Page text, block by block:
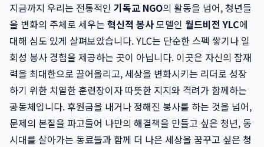
지금까지 우리는 전통적인 기독교 NGO의 활동을 넘어, 청년들
을 변화의 주체로 세우는 혁신적 봉사모델인 월드비전 YLC에
대해 심도 있게 살펴보았습니다. YLC는 단순한 스펙 쌓기나 일
회성 봉사 경험을 제공하는 곳이 아닙니다. 이곳은 자신의 잠재
력을 최대한으로 끌어올리고, 세상을 변화시키는 리더로 성장
하기 위한 치열한 훈련장이자 따뜻한 지지와 격려가 함께하는
공동체입니다. 후원금을 내거나 정해진 봉사를 하는 것을 넘어,
문제의 본질을 파고들어 나만의 해결책을 만들고 싶은 청년, 동
시대를 살아가는 동료들과 함께 더 나은 세상을 꿈꾸고 싶은 청